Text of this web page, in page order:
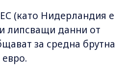
(като Нидерландия е
липсващи данни от
за средна брутна